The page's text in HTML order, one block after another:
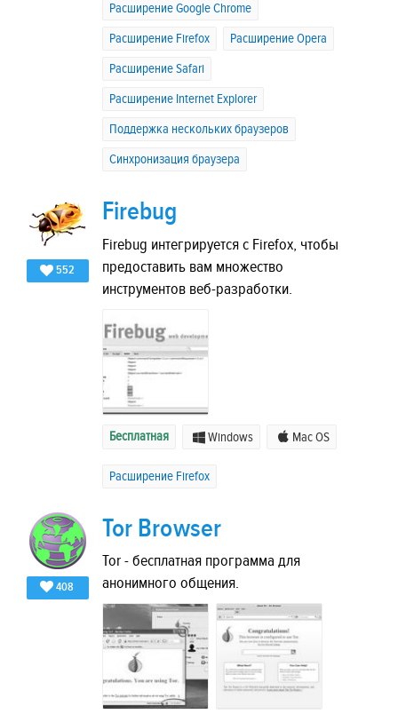
Расширение Google Chrome
Расширение Firefox
Расширение Opera
Расширение Safari
Расширение Internet Explorer
Поддержка нескольких браузеров
Синхронизация браузера
552
Firebug
Firebug интегрируется с Firefox, чтобы
предоставить вам множество
инструментов веб-разработки.
Бесплатная Windows Mac OS
Расширение Firefox
408
Tor Browser
Tor - бесплатная программа для
анонимного общения.